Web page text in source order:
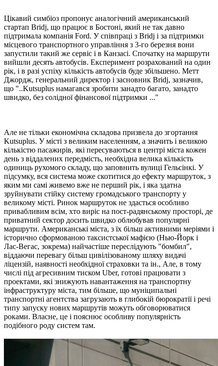
Цікавий симбіоз пропонує аналогічний американський
стартап Bridj, що працює в Бостоні, який не так давно
підтримала компанія Ford. У співпраці з Bridj і за підтримки
місцевого транспортного управління з 3-го березня вони
запустили такий же сервіс і в Канзасі. Спочатку на маршрути
вийшли десять автобусів. Експеримент розрахований на один
рік, і в разі успіху кількість автобусів буде збільшено. Метт
Джордж, генеральний директор і засновник Bridj, зазначив,
що "..Kutsuplus намагався зробити занадто багато, занадто
швидко, без солідної фінансової підтримки ..."
Але не тільки економічна складова призвела до згортання
Kutsuplus. У місті з великим населенням, а значить і великою
кількістю пасажирів, які пересуваються в центрі міста кожен
день з віддалених передмість, необхідна велика кількість
одиниць рухомого складу, що заповнить вулиці Гельсінкі. У
підсумку, вся система може скотитися до ефекту маршруток, з
яким ми самі живемо вже не перший рік, і яка здатна
зруйнувати стійку систему громадського транспорту у
великому місті. Ринок маршруток не здасться особливо
привабливим всім, хто виріс на пост-радянському просторі, де
приватний сектор досить швидко облюбував популярні
маршрути. Американські міста, з їх більш активними меріями і
історично сформованою таксистської мафією (Нью-Йорк і
Лас-Вегас, зокрема) найчастіше переслідують "бомбил",
віддаючи перевагу більш цивілізованому шляху видачі
ліцензій, наявності необхідної страховки та ін., Але, в тому
числі під агресивним тиском Uber, готові працювати з
проектами, які знижують навантаження на транспортну
інфраструктуру міста, тим більше, що муніципальні
транспортні агентства загрузають в глибокій бюрократії і речі
типу запуску нових маршрутів можуть обговорюватися
роками. Власне, це і пояснює особливу популярність
подібного роду систем там.